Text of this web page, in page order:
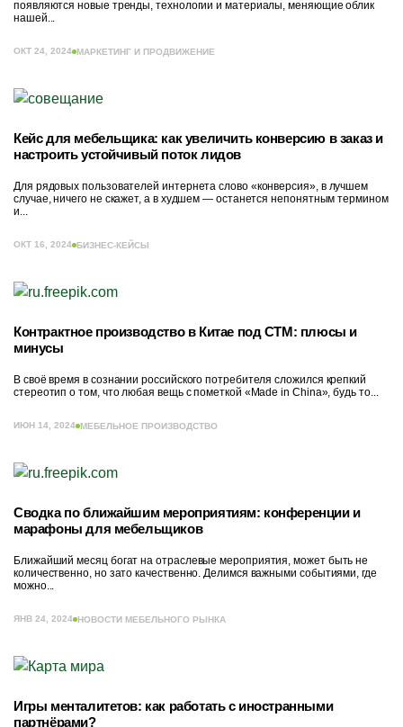
появляются новые тренды, технологии и материалы, меняющие облик
нашей...
ОКТ 24, 2024 МАРКЕТИНГ И ПРОДВИЖЕНИЕ
Кейс для мебельщика: как увеличить конверсию в заказ и
настроить устойчивый поток лидов
Для рядовых пользователей интернета слово «конверсия», в лучшем
случае, ничего не скажет, а в худшем — останется непонятным термином
и...
ОКТ 16, 2024 БИЗНЕС-КЕЙСЫ
Контрактное производство в Китае под СТМ: плюсы и
минусы
В своё время в сознании российского потребителя сложился крепкий
стереотип о том, что любая вещь с пометкой «Made in China», будь то...
ИЮН 14, 2024 МЕБЕЛЬНОЕ ПРОИЗВОДСТВО
Сводка по ближайшим мероприятиям: конференции и
марафоны для мебельщиков
Ближайший месяц богат на отраслевые мероприятия, может быть не
количественно, но зато качественно. Делимся важными событиями, где
можно...
ЯНВ 24, 2024 НОВОСТИ МЕБЕЛЬНОГО РЫНКА
Игры менталитетов: как работать с иностранными
партнёрами?